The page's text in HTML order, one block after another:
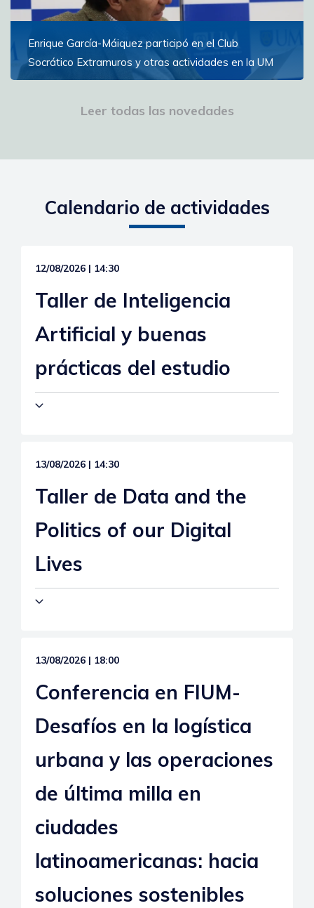
Enrique García-Máiquez participó en el Club
Socrático Extramuros y otras actividades en la UM
lectura de poesía y la inauguración del Campus de la
Leer todas las novedades
Calendario de actividades
12/08/2026 | 14:30
Taller de Inteligencia
Artificial y buenas
prácticas del estudio
13/08/2026 | 14:30
Taller de Data and the
Politics of our Digital
Lives
13/08/2026 | 18:00
Conferencia en FIUM-
Desafíos en la logística
urbana y las operaciones
de última milla en
ciudades
latinoamericanas: hacia
soluciones sostenibles